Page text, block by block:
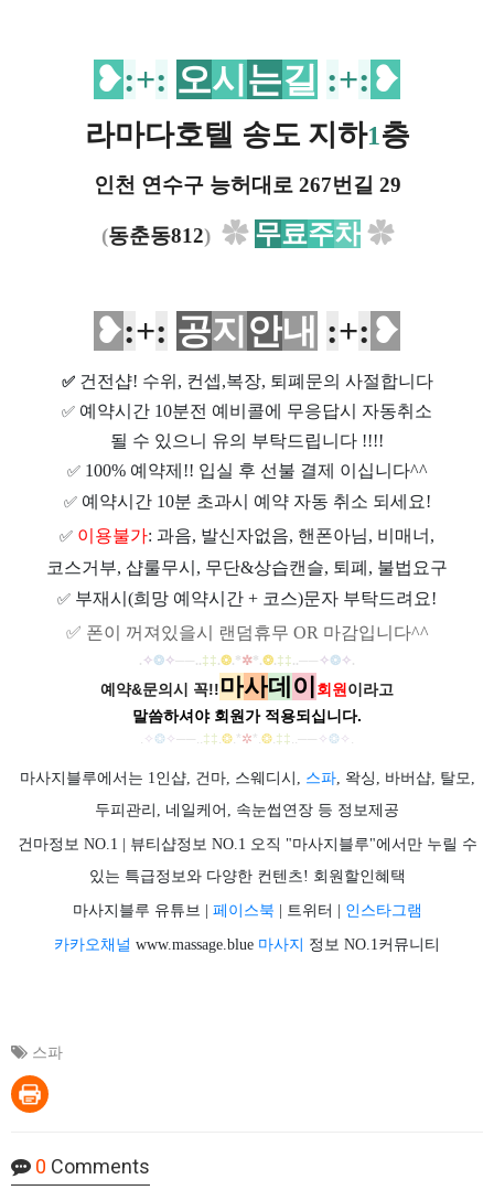
❥:+: 오시 는길 :+: ❥
라마다호텔 송도 지하1층
인천 연수구 능허대로 267번길 29
(동춘동812) ✿ 무료주차 ✿
❥:+: 공지 안내 :+: ❥
✅ 건전샵! 수위, 컨셉,복장, 퇴폐문의 사절합니다
✅ 예약시간 10분전 예비콜에 무응답시 자동취소
될 수 있으니 유의 부탁드립니다 !!!!
✅ 100% 예약제!! 입실 후 선불 결제 이십니다^^
✅ 예약시간 10분 초과시 예약 자동 취소 되세요!
✅ 이용불가: 과음, 발신자없음, 핸폰아님, 비매너,
코스거부, 샵룰무시, 무단&상습캔슬, 퇴폐, 불법요구
✅ 부재시(희망 예약시간 + 코스)문자 부탁드려요!
✅ 폰이 꺼져있을시 랜덤휴무 OR 마감입니다^^
. ✧❂✧──..‡‡.❂.*✲*.❂.‡‡..── ✧❂✧.
예약&문의시 꼭!!마사데 이 회원이라고
말씀하셔야 회원가 적용되십니다.
✧ ❂ ✧── ‡‡ ❂ * ✲ * ❂ ‡‡ ── ✧ ❂ ✧
마사지블루에서는 1인샵, 건마, 스웨디시, 스파, 왁싱, 바버샵, 탈모,
두피관리, 네일케어, 속눈썹연장 등 정보제공
건마정보 NO.1 | 뷰티샵정보 NO.1 오직 "마사지블루"에서만 누릴 수
있는 특급정보와 다양한 컨텐츠! 회원할인혜택
마사지블루 유튜브 | 페이스북 | 트위터 | 인스타그램
카카오채널 www.massage.blue 마사지 정보 NO.1커뮤니티
스파
0 Comments